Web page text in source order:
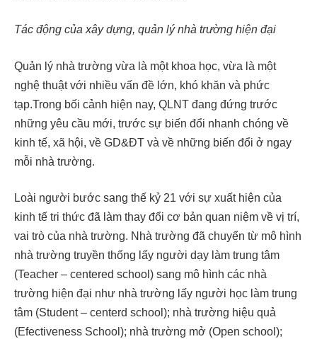
Tác động của xây dựng, quản lý nhà trường hiện đại
Quản lý nhà trường vừa là một khoa học, vừa là một
nghệ thuật với nhiều vấn đề lớn, khó khăn và phức
tạp.Trong bối cảnh hiện nay, QLNT đang đứng trước
những yêu cầu mới, trước sự biến đổi nhanh chóng về
kinh tế, xã hội, về GD&ĐT và về những biến đổi ở ngay
mỗi nhà trường.
Loài người bước sang thế kỷ 21 với sự xuất hiện của
kinh tế tri thức đã làm thay đổi cơ bản quan niệm về vị trí,
vai trò của nhà trường. Nhà trường đã chuyển từ mô hình
nhà trường truyền thống lấy người dạy làm trung tâm
(Teacher – centered school) sang mô hình các nhà
trường hiện đại như nhà trường lấy người học làm trung
tâm (Student – centerd school); nhà trường hiệu quả
(Efectiveness School); nhà trường mở (Open school);